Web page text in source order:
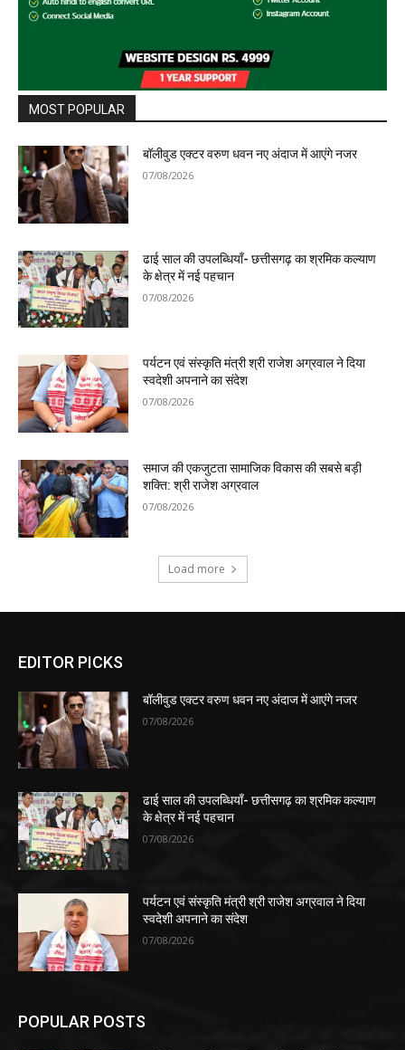
MOST POPULAR
बॉलीवुड एक्टर वरुण धवन नए अंदाज में आएंगे नजर
07/08/2026
ढाई साल की उपलब्धियाँ- छत्तीसगढ़ का श्रमिक कल्याण
के क्षेत्र में नई पहचान
07/08/2026
पर्यटन एवं संस्कृति मंत्री श्री राजेश अग्रवाल ने दिया
स्वदेशी अपनाने का संदेश
07/08/2026
समाज की एकजुटता सामाजिक विकास की सबसे बड़ी
शक्ति: श्री राजेश अग्रवाल
07/08/2026
Load more
EDITOR PICKS
बॉलीवुड एक्टर वरुण धवन नए अंदाज में आएंगे नजर
07/08/2026
ढाई साल की उपलब्धियाँ- छत्तीसगढ़ का श्रमिक कल्याण
के क्षेत्र में नई पहचान
07/08/2026
पर्यटन एवं संस्कृति मंत्री श्री राजेश अग्रवाल ने दिया
स्वदेशी अपनाने का संदेश
07/08/2026
POPULAR POSTS